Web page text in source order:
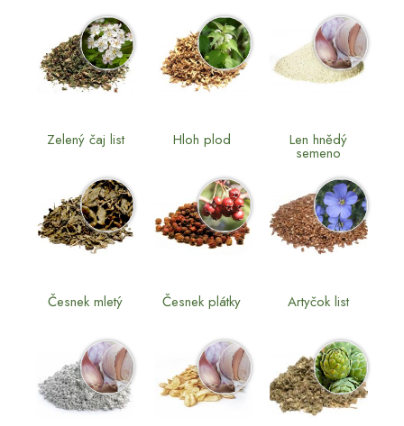
Zelený čaj list Hloh plod Len hnědý
semeno
Česnek mletý Česnek plátky Artyčok list